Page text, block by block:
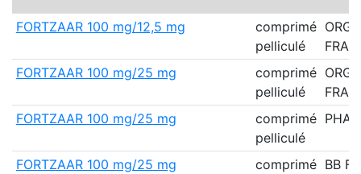
FORTZAAR 100 mg/12,5 mg
comprimé
pelliculé
FORTZAAR 100 mg/25 mg
comprimé
pelliculé
FORTZAAR 100 mg/25 mg
comprimé
pelliculé
FORTZAAR 100 mg/25 mg
comprimé BB